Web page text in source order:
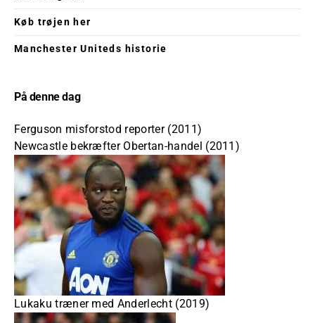
Køb trøjen her
Manchester Uniteds historie
På denne dag
Ferguson misforstod reporter (2011)
Newcastle bekræfter Obertan-handel (2011)
Lukaku træner med Anderlecht (2019)